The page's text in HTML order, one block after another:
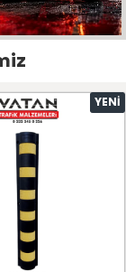
YENI